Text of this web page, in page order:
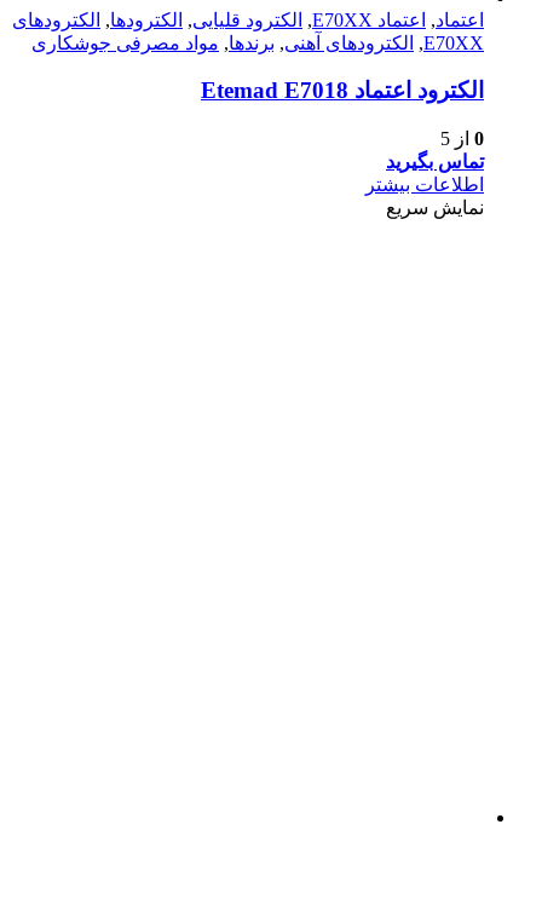
اعتماد, اعتماد E70XX , الکترود قلیایی, الکترودها, الکترود‌های
E70XX
, الکترود‌های آهنی, برندها, مواد مصرفی جوشکاری
الكترود اعتماد Etemad E7018
0 از 5
تماس بگیرید
اطلاعات بیشتر
نمایش سریع